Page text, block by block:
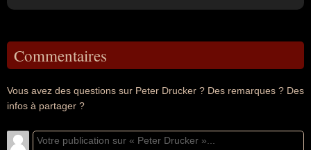
Commentaires
Vous avez des questions sur Peter Drucker ? Des remarques ? Des
infos à partager ?